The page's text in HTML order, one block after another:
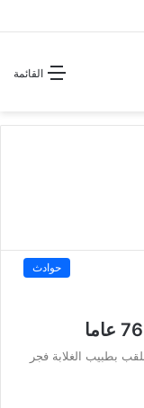
القائمة
حوادث
بطبيب الغلابة فجر